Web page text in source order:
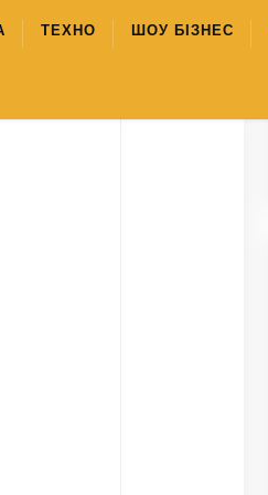
ТЕХНО ШОУ БІЗНЕС